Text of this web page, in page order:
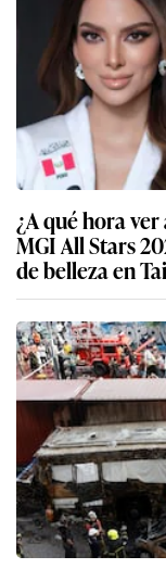
¿A qué hora
MGI All Stars
de belleza en